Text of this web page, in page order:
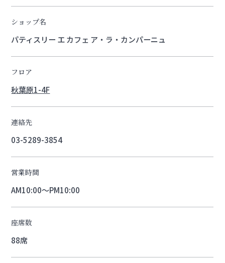
ショップ名
パティスリー エ カフェ ア・ラ・カンパーニュ
フロア
秋葉原1-4F
連絡先
03-5289-3854
営業時間
AM10:00～PM10:00
座席数
88席